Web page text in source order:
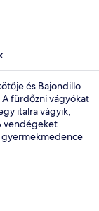
és Bajondillo
fürdőzni vágyókat
italra vágyik,
vendégeket
gyermekmedence